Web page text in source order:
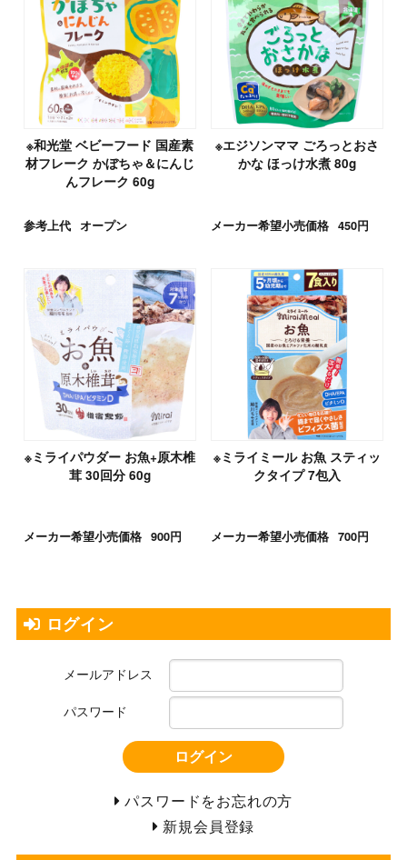
※和光堂 ベビーフード 国産素
材フレーク かぼちゃ＆にんじ
んフレーク 60g
参考上代 オープン
※エジソンママ ごろっとおさ
かな ほっけ水煮 80g
メーカー希望小売価格 450円
※ミライパウダー お魚+原木椎
茸 30回分 60g
メーカー希望小売価格 900円
※ミライミール お魚 スティッ
クタイプ 7包入
メーカー希望小売価格 700円
ログイン
メールアドレス
パスワード
ログイン
パスワードをお忘れの方
新規会員登録